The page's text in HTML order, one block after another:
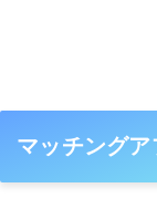
マッチング